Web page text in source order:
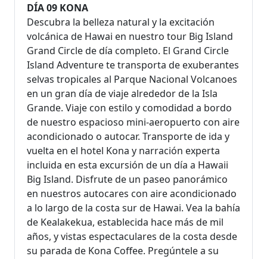
DÍA 09 KONA
Descubra la belleza natural y la excitación
volcánica de Hawai en nuestro tour Big Island
Grand Circle de día completo. El Grand Circle
Island Adventure te transporta de exuberantes
selvas tropicales al Parque Nacional Volcanoes
en un gran día de viaje alrededor de la Isla
Grande. Viaje con estilo y comodidad a bordo
de nuestro espacioso mini-aeropuerto con aire
acondicionado o autocar. Transporte de ida y
vuelta en el hotel Kona y narración experta
incluida en esta excursión de un día a Hawaii
Big Island. Disfrute de un paseo panorámico
en nuestros autocares con aire acondicionado
a lo largo de la costa sur de Hawai. Vea la bahía
de Kealakekua, establecida hace más de mil
años, y vistas espectaculares de la costa desde
su parada de Kona Coffee. Pregúntele a su